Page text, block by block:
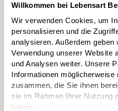
Willkommen bei Lebensart
Wir verwenden Cookies, um
personalisieren und die
analysieren. Außerdem
Verwendung unserer Website
und Analysen weiter. Unsere
Informationen möglicherweise
zusammen, die Sie ihnen
sie im Rahmen Ihrer Nutzung
haben.